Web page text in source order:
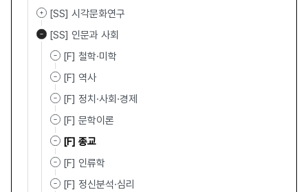
[SS] 시각문화연구
[SS] 인문과 사회
[F] 철학·미학
[F] 역사
[F] 정치·사회·경제
[F] 문학이론
[F] 종교
[F] 인류학
[F] 정신분석·심리